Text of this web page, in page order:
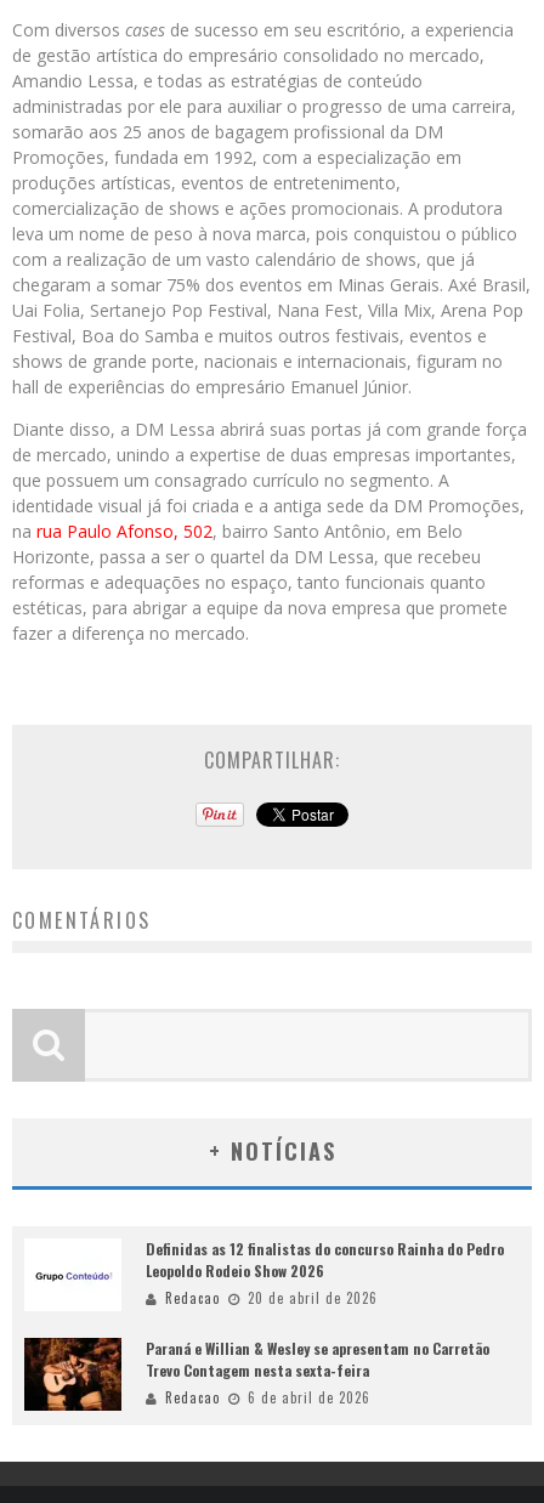
Com diversos cases de sucesso em seu escritório, a experiencia
de gestão artística do empresário consolidado no mercado,
Amandio Lessa, e todas as estratégias de conteúdo
administradas por ele para auxiliar o progresso de uma carreira,
somarão aos 25 anos de bagagem profissional da DM
Promoções, fundada em 1992, com a especialização em
produções artísticas, eventos de entretenimento,
comercialização de shows e ações promocionais. A produtora
leva um nome de peso à nova marca, pois conquistou o público
com a realização de um vasto calendário de shows, que já
chegaram a somar 75% dos eventos em Minas Gerais. Axé Brasil,
Uai Folia, Sertanejo Pop Festival, Nana Fest, Villa Mix, Arena Pop
Festival, Boa do Samba e muitos outros festivais, eventos e
shows de grande porte, nacionais e internacionais, figuram no
hall de experiências do empresário Emanuel Júnior.
Diante disso, a DM Lessa abrirá suas portas já com grande força
de mercado, unindo a expertise de duas empresas importantes,
que possuem um consagrado currículo no segmento. A
identidade visual já foi criada e a antiga sede da DM Promoções,
na rua Paulo Afonso, 502, bairro Santo Antônio, em Belo
Horizonte, passa a ser o quartel da DM Lessa, que recebeu
reformas e adequações no espaço, tanto funcionais quanto
estéticas, para abrigar a equipe da nova empresa que promete
fazer a diferença no mercado.
COMPARTILHAR:
COMENTÁRIOS
+ NOTÍCIAS
Definidas as 12 finalistas do concurso Rainha do Pedro
Leopoldo Rodeio Show 2026
Redacao 20 de abril de 2026
Paraná e Willian & Wesley se apresentam no Carretão
Trevo Contagem nesta sexta-feira
Redacao 6 de abril de 2026